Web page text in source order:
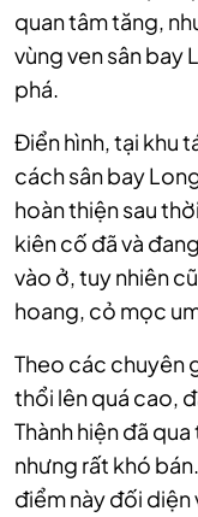
quan tâm tăng,
vùng ven sân bay
phá.
Điển hình, tại khu
cách sân bay
hoàn thiện sau
kiên cố đã và
vào ở, tuy nhiên
hoang, cỏ mọc
Theo các chuyên
thổi lên quá cao,
Thành hiện đã
nhưng rất khó
điểm này đối diện